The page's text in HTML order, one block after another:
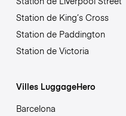
Station de King’s Cross
Station de Paddington
Station de Victoria
Villes LuggageHero
Barcelona